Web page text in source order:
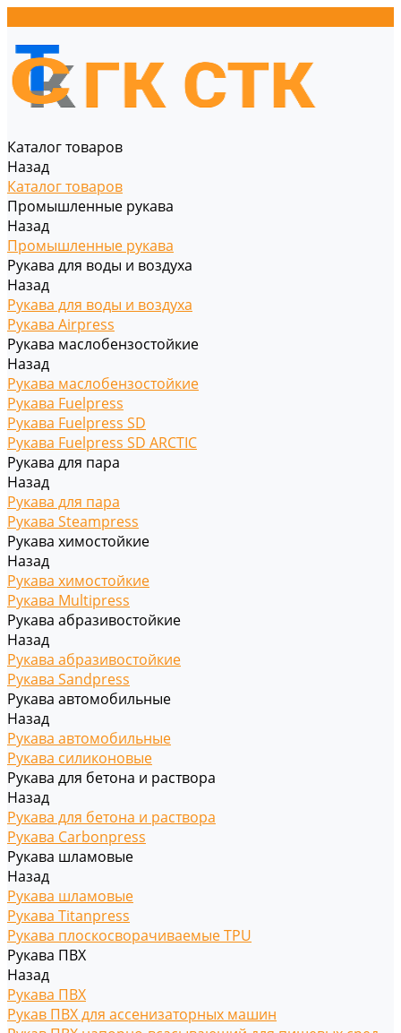
Каталог товаров
Назад
Каталог товаров
Промышленные рукава
Назад
Промышленные рукава
Рукава для воды и воздуха
Назад
Рукава для воды и воздуха
Рукава Airpress
Рукава маслобензостойкие
Назад
Рукава маслобензостойкие
Рукава Fuelpress
Рукава Fuelpress SD
Рукава Fuelpress SD ARCTIC
Рукава для пара
Назад
Рукава для пара
Рукава Steampress
Рукава химостойкие
Назад
Рукава химостойкие
Рукава Multipress
Рукава абразивостойкие
Назад
Рукава абразивостойкие
Рукава Sandpress
Рукава автомобильные
Назад
Рукава автомобильные
Рукава силиконовые
Рукава для бетона и раствора
Назад
Рукава для бетона и раствора
Рукава Carbonpress
Рукава шламовые
Назад
Рукава шламовые
Рукава Titanpress
Рукава плоскосворачиваемые TPU
Рукава ПВХ
Назад
Рукава ПВХ
Рукав ПВХ для ассенизаторных машин